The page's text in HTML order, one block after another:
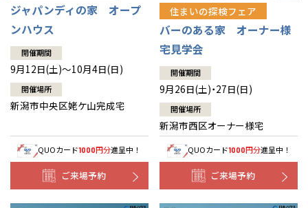
ジャパンディの家 オープ
ンハウス
開催期間
9月12日(土)～10月4日(日)
開催場所
新潟市中央区姥ケ山完成宅
QUOカード1000円分進呈中！
ご来場予約
住まいの探検フェア
バーのある家 オーナー様
宅見学会
開催期間
9月26日(土)・27日(日)
開催場所
新潟市西区オーナー様宅
QUOカード1000円分進呈中！
ご来場予約